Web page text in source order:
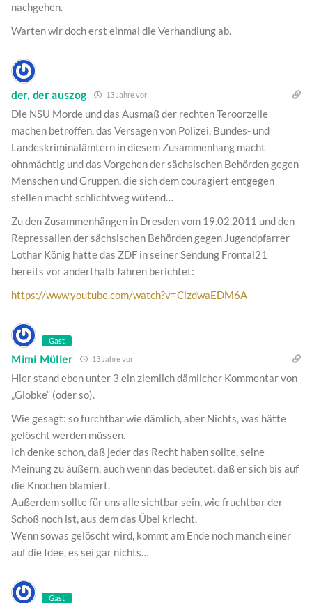
nachgehen.
Warten wir doch erst einmal die Verhandlung ab.
der, der auszog 13 Jahre vor
Die NSU Morde und das Ausmaß der rechten Teroorzelle
machen betroffen, das Versagen von Polizei, Bundes- und
Landeskriminalämtern in diesem Zusammenhang macht
ohnmächtig und das Vorgehen der sächsischen Behörden gegen
Menschen und Gruppen, die sich dem couragiert entgegen
stellen macht schlichtweg wütend…
Zu den Zusammenhängen in Dresden vom 19.02.2011 und den
Repressalien der sächsischen Behörden gegen Jugendpfarrer
Lothar König hatte das ZDF in seiner Sendung Frontal21
bereits vor anderthalb Jahren berichtet:
https://www.youtube.com/watch?v=ClzdwaEDM6A
Gast
Mimi Müller 13 Jahre vor
Hier stand eben unter 3 ein ziemlich dämlicher Kommentar von
„Globke“ (oder so).
Wie gesagt: so furchtbar wie dämlich, aber Nichts, was hätte
gelöscht werden müssen.
Ich denke schon, daß jeder das Recht haben sollte, seine
Meinung zu äußern, auch wenn das bedeutet, daß er sich bis auf
die Knochen blamiert.
Außerdem sollte für uns alle sichtbar sein, wie fruchtbar der
Schoß noch ist, aus dem das Übel kriecht.
Wenn sowas gelöscht wird, kommt am Ende noch manch einer
auf die Idee, es sei gar nichts…
Gast